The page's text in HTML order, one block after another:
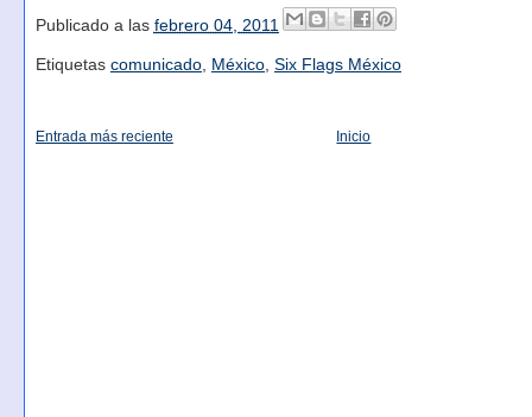
Publicado a las febrero 04, 2011
Etiquetas comunicado, México, Six Flags México
Entrada más reciente Inicio